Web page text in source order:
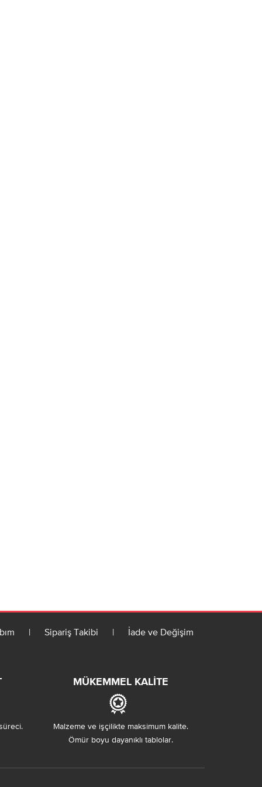
| Sipariş Takibi | İade ve Değişim
MÜKEMMEL KALITE
Malzeme ve işçilikte maksimum kalite.
Ömür boyu dayanıklı tablolar.